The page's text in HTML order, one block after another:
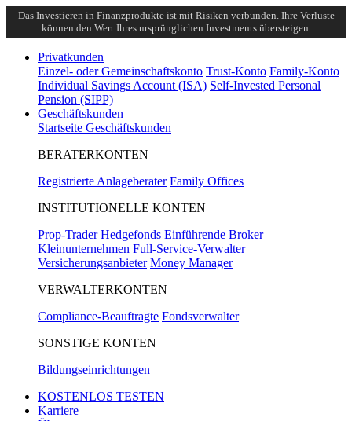
Das Investieren in Finanzprodukte ist mit Risiken verbunden. Ihre Verluste
können den Wert Ihres ursprünglichen Investments übersteigen.
Privatkunden
Einzel- oder Gemeinschaftskonto Trust-Konto Family-Konto
Individual Savings Account (ISA) Self-Invested Personal
Pension (SIPP)
Geschäftskunden
Startseite Geschäftskunden
BERATERKONTEN
Registrierte Anlageberater Family Offices
INSTITUTIONELLE KONTEN
Prop-Trader Hedgefonds Einführende Broker
Kleinunternehmen Full-Service-Verwalter
Versicherungsanbieter Money Manager
VERWALTERKONTEN
Compliance-Beauftragte Fondsverwalter
SONSTIGE KONTEN
Bildungseinrichtungen
KOSTENLOS TESTEN
Karriere